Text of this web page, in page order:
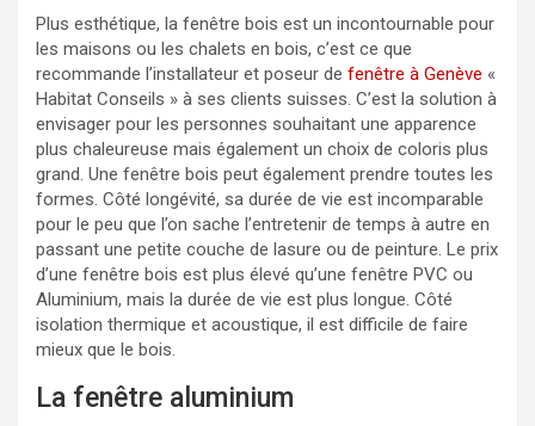
Plus esthétique, la fenêtre bois est un incontournable pour
les maisons ou les chalets en bois, c’est ce que
recommande l’installateur et poseur de fenêtre à Genève «
Habitat Conseils » à ses clients suisses. C’est la solution à
envisager pour les personnes souhaitant une apparence
plus chaleureuse mais également un choix de coloris plus
grand. Une fenêtre bois peut également prendre toutes les
formes. Côté longévité, sa durée de vie est incomparable
pour le peu que l’on sache l’entretenir de temps à autre en
passant une petite couche de lasure ou de peinture. Le prix
d’une fenêtre bois est plus élevé qu’une fenêtre PVC ou
Aluminium, mais la durée de vie est plus longue. Côté
isolation thermique et acoustique, il est difficile de faire
mieux que le bois.
La fenêtre aluminium